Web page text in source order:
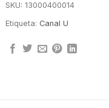
SKU: 13000400014
Etiqueta: Canal U